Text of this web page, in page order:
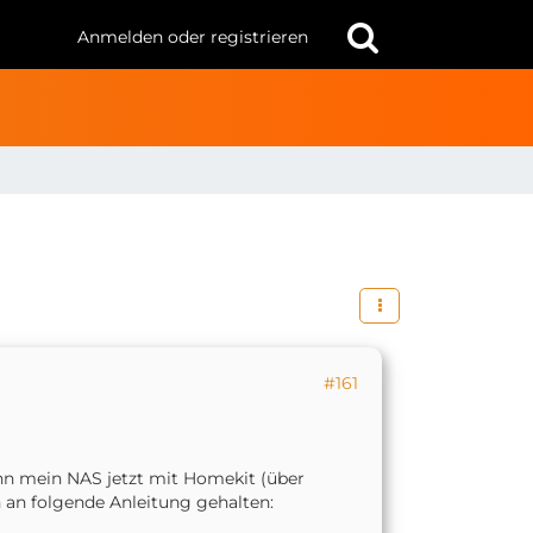
Anmelden oder registrieren
#161
mein NAS jetzt mit Homekit (über
folgende Anleitung gehalten: